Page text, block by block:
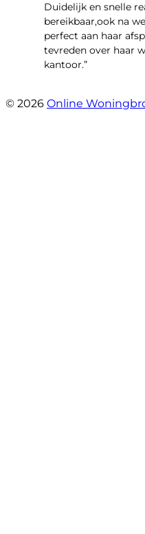
Duidelijk en snelle
bereikbaar,ook na
perfect aan haar
tevreden over haar
kantoor.”
© 2026 Online